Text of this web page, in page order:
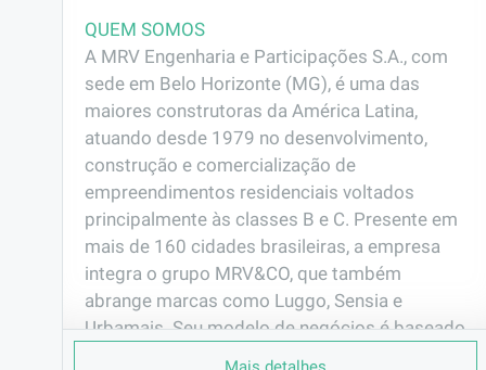
QUEM SOMOS
A MRV Engenharia e Participações S.A., com
sede em Belo Horizonte (MG), é uma das
maiores construtoras da América Latina,
atuando desde 1979 no desenvolvimento,
construção e comercialização de
empreendimentos residenciais voltados
principalmente às classes B e C. Presente em
mais de 160 cidades brasileiras, a empresa
integra o grupo MRV&CO, que também
abrange marcas como Luggo, Sensia e
Urbamais. Seu modelo de negócios é baseado
em padronização, inovação e sustentabilidade,